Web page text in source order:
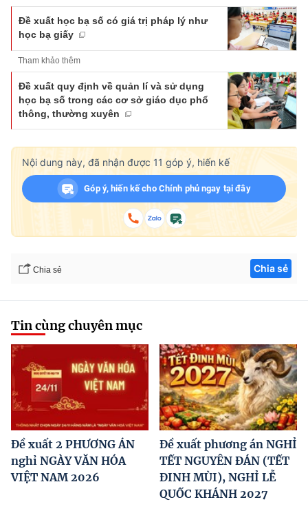
Đề xuất học bạ số có giá trị pháp lý như
học bạ giấy
Tham khảo thêm
Đề xuất quy định về quản lí và sử dụng
học bạ số trong các cơ sở giáo dục phổ
thông, thường xuyên
Nội dung này, đã nhận được 11 góp ý, hiến kế
Góp ý, hiến kế cho Chính phủ ngay tại đây
Chia sẻ Chia sẻ
Tin cùng chuyên mục
Đề xuất 2 PHƯƠNG ÁN
nghỉ NGÀY VĂN HÓA
VIỆT NAM 2026
Đề xuất phương án NGHỈ
TẾT NGUYÊN ĐÁN (TẾT
ĐINH MÙI), NGHỈ LỄ
QUỐC KHÁNH 2027